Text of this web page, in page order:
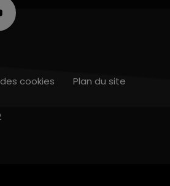
cookies Plan du site